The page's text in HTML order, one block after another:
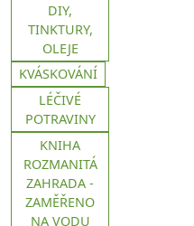
DIY,
TINKTURY,
OLEJE
KVÁSKOVÁNÍ
LÉČIVÉ
POTRAVINY
KNIHA
ROZMANITÁ
ZAHRADA -
ZAMĚŘENO
NA VODU